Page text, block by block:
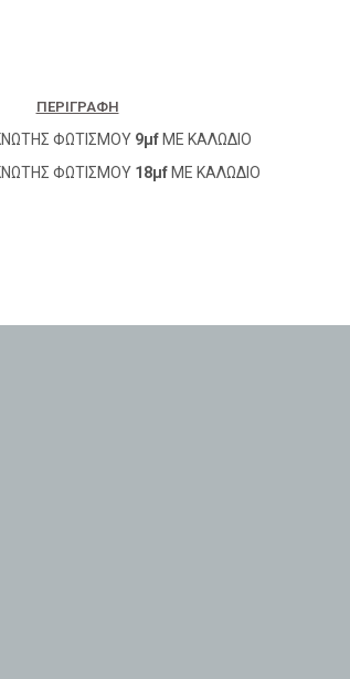
ΠΕΡΙΓΡΑΦΉ
ΦΩΤΙΣΜΟΥ 9μfΜΕ ΚΑΛΩΔΙΟ
ΦΩΤΙΣΜΟΥ 18μfΜΕ ΚΑΛΩΔΙΟ